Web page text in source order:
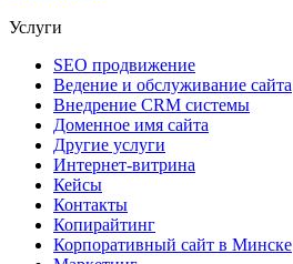
Услуги
SEO продвижение
Ведение и обслуживание сайта
Внедрение CRM системы
Доменное имя сайта
Другие услуги
Интернет-витрина
Кейсы
Контакты
Копирайтинг
Корпоративный сайт в Минске